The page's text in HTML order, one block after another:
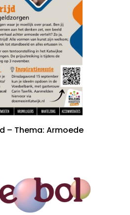
– Thema: Armoede